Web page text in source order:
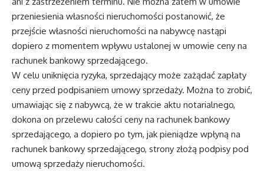
przeniesienia własności nieruchomości postanowić, że
przejście własności nieruchomości na nabywcę nastąpi
dopiero z momentem wpływu ustalonej w umowie ceny na
rachunek bankowy sprzedającego.
W celu uniknięcia ryzyka, sprzedający może zażądać zapłaty
ceny przed podpisaniem umowy sprzedaży. Można to zrobić,
umawiając się z nabywcą, że w trakcie aktu notarialnego,
dokona on przelewu całości ceny na rachunek bankowy
sprzedającego, a dopiero po tym, jak pieniądze wpłyną na
rachunek bankowy sprzedającego, strony złożą podpisy pod
umową sprzedaży nieruchomości.